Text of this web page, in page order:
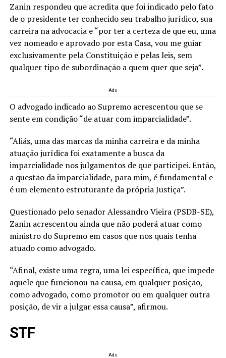
Zanin respondeu que acredita que foi indicado pelo fato
de o presidente ter conhecido seu trabalho jurídico, sua
carreira na advocacia e “por ter a certeza de que eu, uma
vez nomeado e aprovado por esta Casa, vou me guiar
exclusivamente pela Constituição e pelas leis, sem
qualquer tipo de subordinação a quem quer que seja”.
Ads
O advogado indicado ao Supremo acrescentou que se
sente em condição “de atuar com imparcialidade”.
“Aliás, uma das marcas da minha carreira e da minha
atuação jurídica foi exatamente a busca da
imparcialidade nos julgamentos de que participei. Então,
a questão da imparcialidade, para mim, é fundamental e
é um elemento estruturante da própria Justiça”.
Questionado pelo senador Alessandro Vieira (PSDB-SE),
Zanin acrescentou ainda que não poderá atuar como
ministro do Supremo em casos que nos quais tenha
atuado como advogado.
“Afinal, existe uma regra, uma lei específica, que impede
aquele que funcionou na causa, em qualquer posição,
como advogado, como promotor ou em qualquer outra
posição, de vir a julgar essa causa”, afirmou.
STF
Ads